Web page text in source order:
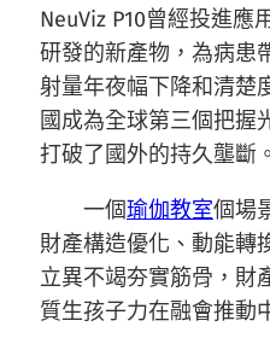
NeuViz P10曾經投進應
研發的新產物，為病患
射量年夜幅下降和清楚
國成為全球第三個把握
打破了國外的持久壟斷。
一個瑜伽教室個場
財產構造優化、動能轉
立異不竭夯實筋骨，財
質生孩子力在融會推動